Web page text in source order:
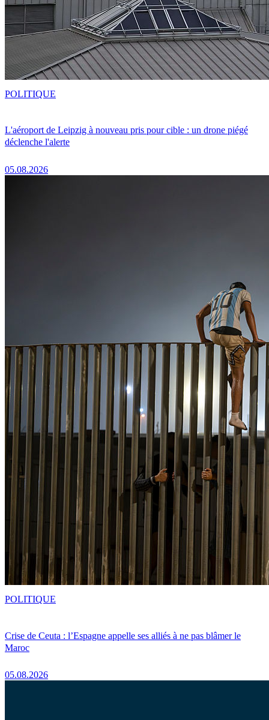
L'aéroport de Leipzig à nouveau pris pour cible : un drone piégé
déclenche l'alerte
05.08.2026
POLITIQUE
Crise de Ceuta : l’Espagne appelle ses alliés à ne pas blâmer le
Maroc
05.08.2026
POLITIQUE